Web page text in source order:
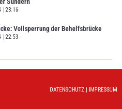
23:16
Vollsperrung der Behelfsbrücke
22:53
DATENSCHUTZ IMPRESSUM